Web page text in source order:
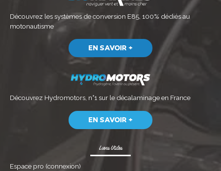
Découvrez les systèmes de conversion E85, 100% dédiés au
motonautisme
EN SAVOIR +
Découvrez Hydromotors, n°1 sur le décalaminageen France
EN SAVOIR +
Liens Utiles
Espace pro (connexion)